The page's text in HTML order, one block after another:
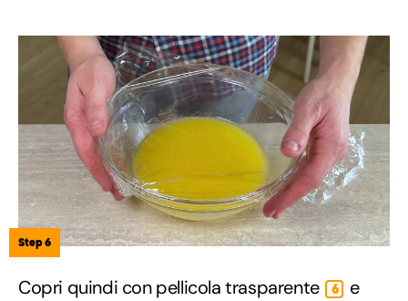
Step 6
Copri quindi con pellicola trasparente 6
e